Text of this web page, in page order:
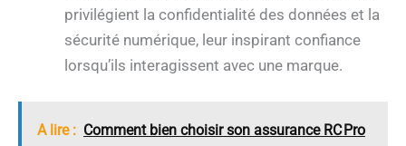
privilégient la confidentialité des données et la
sécurité numérique, leur inspirant confiance
lorsqu’ils interagissent avec une marque.
A lire : Comment bien choisir son assurance RC Pro